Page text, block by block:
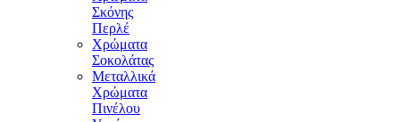
Σκόνης
Περλέ
Χρώματα
Σοκολάτας
Μεταλλικά
Χρώματα
Πινέλου